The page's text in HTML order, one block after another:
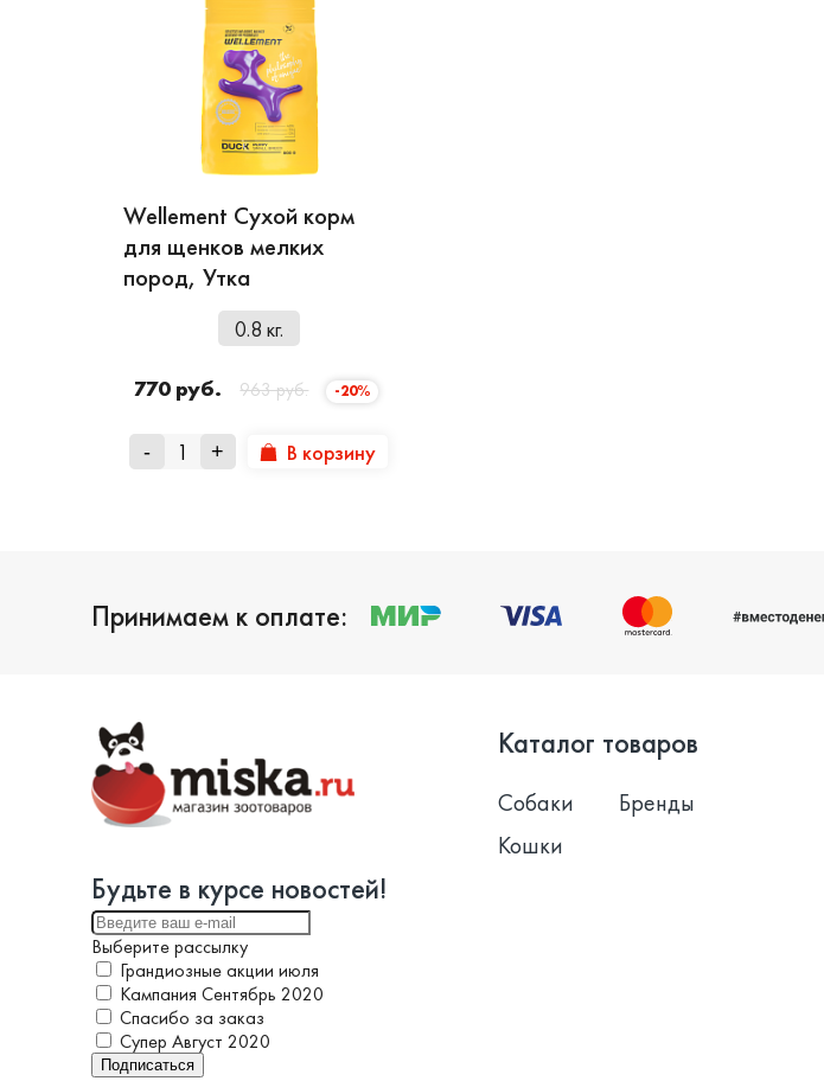
Wellement Сухой корм
для щенков мелких
пород, Утка
0.8 кг.
770 руб. 963 руб. -20%
- + В корзину
Принимаем к оплате:
Будьте в курсе новостей!
Выберите рассылку
Грандиозные акции июля
Кампания Сентябрь 2020
Спасибо за заказ
Супер Август 2020
Подписаться
Каталог товаров
Собаки
Кошки
Бренды